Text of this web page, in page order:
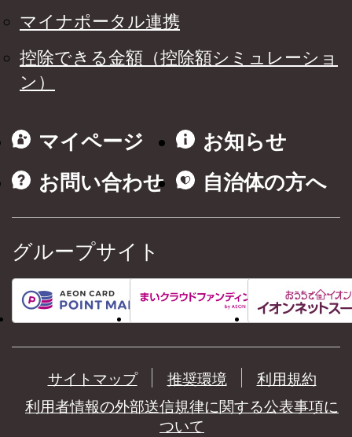
マイナポータル連携
控除できる金額（控除額シミュレーショ
ン）
マイページ
お知らせ
お問い合わせ
自治体の方へ
グループサイト
サイトマップ 推奨環境
利用規約
利用者情報の外部送信規律に関する公表事項に
ついて